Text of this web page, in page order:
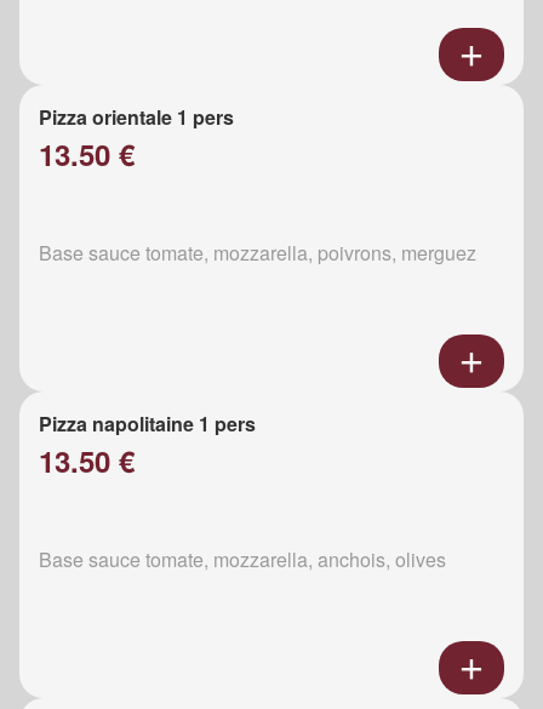
Pizza orientale 1 pers
13.50 €
Base sauce tomate, mozzarella, poivrons, merguez
Pizza napolitaine 1 pers
13.50 €
Base sauce tomate, mozzarella, anchois, olives